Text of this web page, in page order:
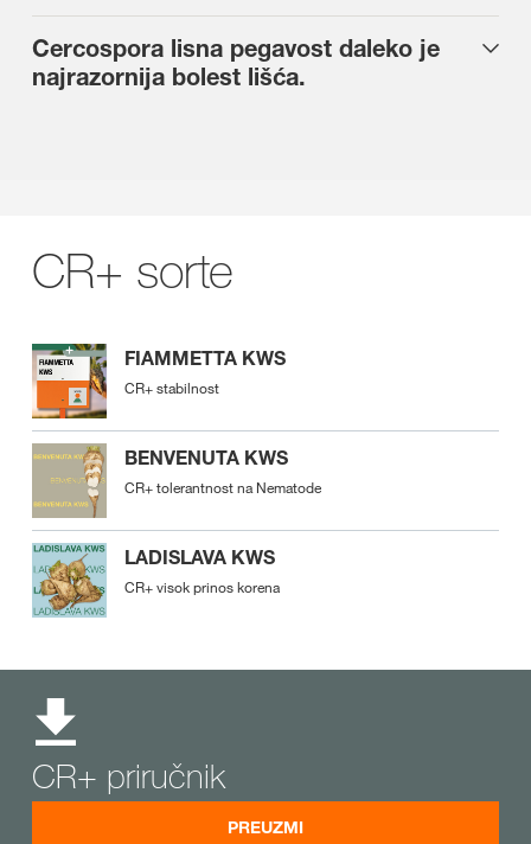
Cercospora lisna pegavost daleko je
najrazornija bolest lišća.
CR+ sorte
FIAMMETTA KWS
CR+ stabilnost
BENVENUTA KWS
CR+ tolerantnost na Nematode
LADISLAVA KWS
CR+ visok prinos korena
CR+ priručnik
PREUZMI